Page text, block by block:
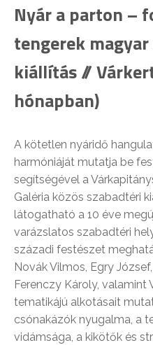
Nyár a parton –
tengerek
kiállítás //
hónapban)
A kötetlen nyáridő
harmóniáját mutatja be
segítségével a
Galéria közös szabadtéri
látogatható a 10 éve
varázslatos szabadtéri
századi festészet
Novák Vilmos, Egry
Ferenczy Károly, valamint
tematikájú alkotásait
csónakázók nyugalma, a
vidámsága, a kikötők és